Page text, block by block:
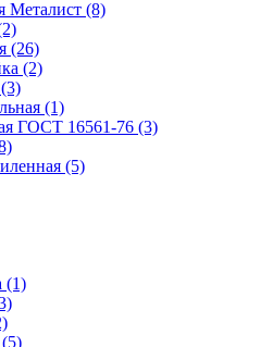
Металист (8)
(26)
(2)
(3)
(1)
ГОСТ 16561-76 (3)
(5)
(1)
(5)